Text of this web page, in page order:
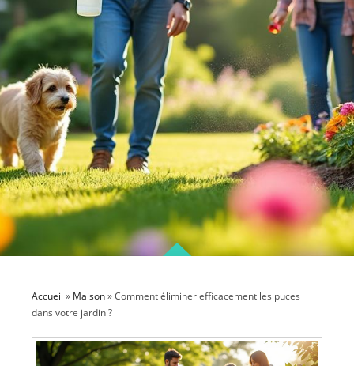
Accueil » Maison»Comment éliminer efficacement les puces
dans votre jardin ?